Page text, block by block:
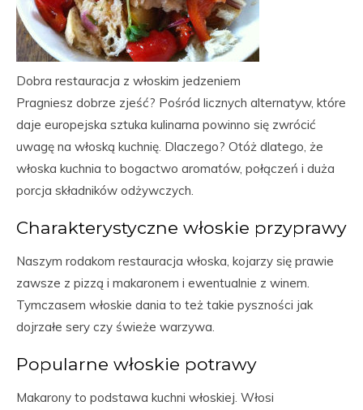
Dobra restauracja z włoskim jedzeniem
Pragniesz dobrze zjeść? Pośród licznych alternatyw, które
daje europejska sztuka kulinarna powinno się zwrócić
uwagę na włoską kuchnię. Dlaczego? Otóż dlatego, że
włoska kuchnia to bogactwo aromatów, połączeń i duża
porcja składników odżywczych.
Charakterystyczne włoskie przyprawy
Naszym rodakom restauracja włoska, kojarzy się prawie
zawsze z pizzą i makaronem i ewentualnie z winem.
Tymczasem włoskie dania to też takie pyszności jak
dojrzałe sery czy świeże warzywa.
Popularne włoskie potrawy
Makarony to podstawa kuchni włoskiej. Włosi